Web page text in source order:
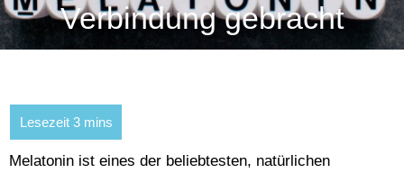
Verbindung gebracht
Melatonin ist eines der beliebtesten, natürlichen